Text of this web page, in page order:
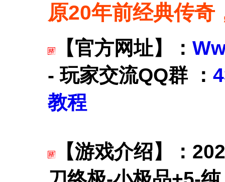
原20年前经典传奇
【官方网址】：
- 玩家交流QQ群 ：
教程
【游戏介绍】：